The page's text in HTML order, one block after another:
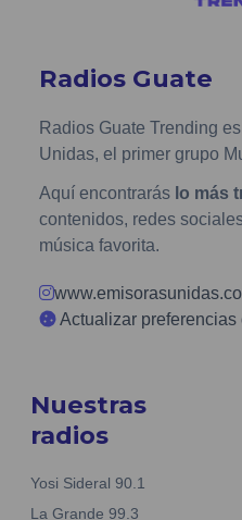
Radios Guate
Radios Guate Trending
Unidas, el primer grupo
Aquí encontrarás lo más
contenidos, redes
música favorita.
Actualizar preferencias
Nuestras
radios
Yosi Sideral 90.1
La Grande 99.3